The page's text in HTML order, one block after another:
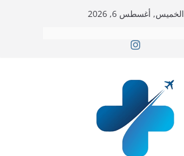
الخميس, أغسطس 6, 2026